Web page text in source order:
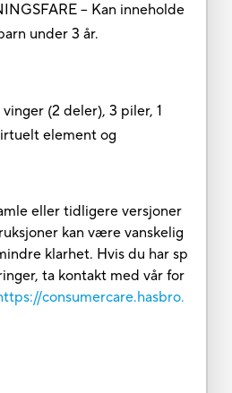
– Kan inneholde
under 3 år.
(2 deler), 3 piler, 1
element og
eller tidligere versjoner
kan være vanskelig
klarhet. Hvis du har sp
ta kontakt med vår for
consumercare.hasbro.